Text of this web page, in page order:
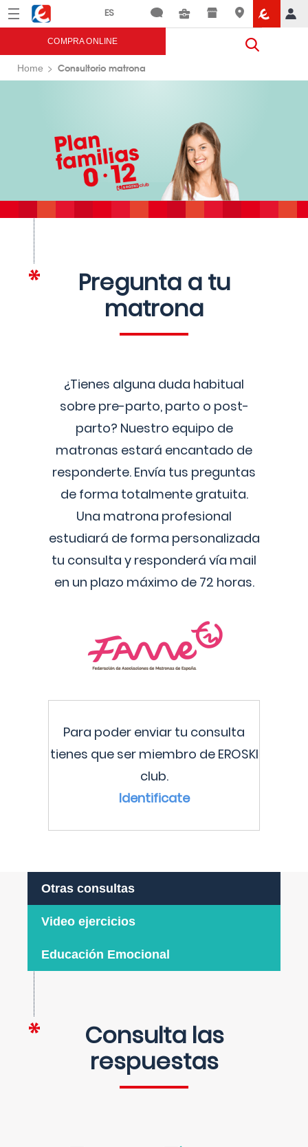
Menú Eroski
COMPRA ONLINE
Home Consultorio matrona
Pregunta a tu
matrona
¿Tienes alguna duda habitual
sobre pre-parto, parto o post-
parto? Nuestro equipo de
matronas estará encantado de
responderte. Envía tus preguntas
de forma totalmente gratuita.
Una matrona profesional
estudiará de forma personalizada
tu consulta y responderá vía mail
en un plazo máximo de 72 horas.
Para poder enviar tu consulta
tienes que ser miembro de EROSKI
club.
Identificate
Otras consultas
Video ejercicios
Educación Emocional
Consulta las
respuestas